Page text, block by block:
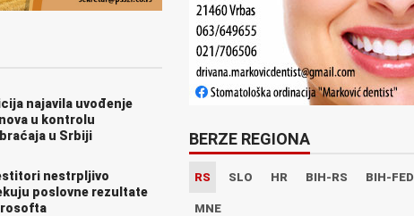
najavila uvođenje
u kontrolu
u Srbiji
nestrpljivo
poslovne rezultate
BERZE REGIONA
RS SLO HR BIH-RS BIH-FED
MNE